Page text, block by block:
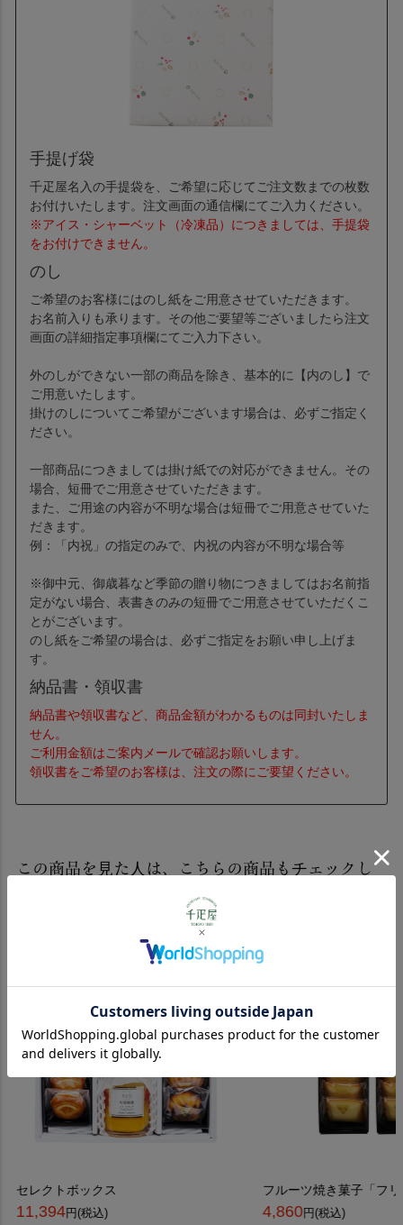
手提げ袋
千疋屋名入の手提袋を、ご希望に応じてご注文数までの枚数
お付けいたします。注文画面の通信欄にてご入力ください。
※アイス・シャーベット（冷凍品）につきましては、手提袋
をお付けできません。
のし
ご希望のお客様にはのし紙をご用意させていただきます。
お名前入りも承ります。その他ご要望等ございましたら注文
画面の詳細指定事項欄にてご入力下さい。
外のしができない一部の商品を除き、基本的に【内のし】で
ご用意いたします。
掛けのしについてご希望がございます場合は、必ずご指定く
ださい。
一部商品につきましては掛け紙での対応ができません。その
場合、短冊でご用意させていただきます。
また、ご用途の内容が不明な場合は短冊でご用意させていた
だきます。
例：「内祝」の指定のみで、内祝の内容が不明な場合等
※御中元、御歳暮など季節の贈り物につきましてはお名前指
定がない場合、表書きのみの短冊でご用意させていただくこ
とがございます。
のし紙をご希望の場合は、必ずご指定をお願い申し上げま
す。
納品書・領収書
納品書や領収書など、商品金額がわかるものは同封いたしま
せん。
ご利用金額はご案内メールで確認お願いします。
領収書をご希望のお客様は、注文の際にご要望ください。
この商品を見た人は、こちらの商品もチェックし
セレクトボックス
11,394円(税込)
フルーツ焼き菓子「フ
4,860円(税込)